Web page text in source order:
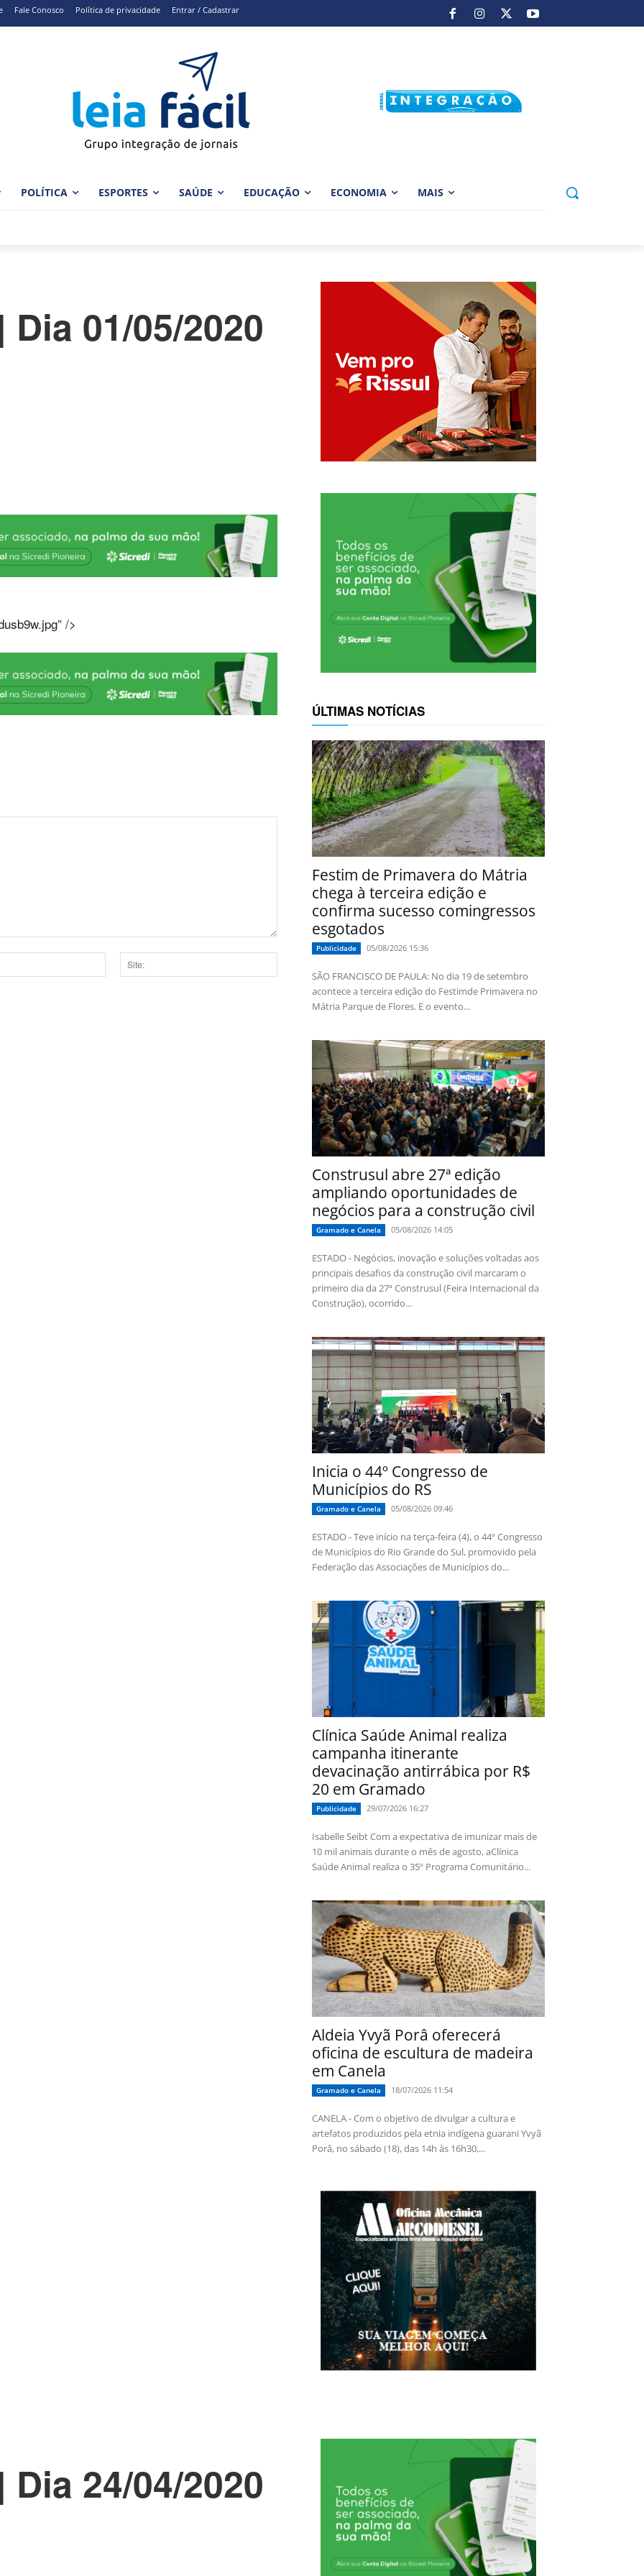
Fale Conosco Política de privacidade Entrar / Cadastrar
POLÍTICA ESPORTES SAÚDE EDUCAÇÃO ECONOMIA MAIS
01/05/2020
/>
ÚLTIMAS NOTÍCIAS
Festim de Primavera do Mátria
chega à terceira edição e
confirma sucesso comingressos
esgotados
Publicidade 05/08/2026 15:36
SÃO FRANCISCO DE PAULA: No dia 19 de setembro
acontece a terceira edição do Festimde Primavera no
Mátria Parque de Flores. E o evento...
Construsul abre 27ª edição
ampliando oportunidades de
negócios para a construção civil
Gramado e Canela 05/08/2026 14:05
ESTADO - Negócios, inovação e soluções voltadas aos
principais desafios da construção civil marcaram o
primeiro dia da 27ª Construsul (Feira Internacional da
Construção), ocorrido...
Inicia o 44º Congresso de
Municípios do RS
Gramado e Canela 05/08/2026 09:46
ESTADO - Teve início na terça-feira (4), o 44º Congresso
de Municípios do Rio Grande do Sul, promovido pela
Federação das Associações de Municípios do...
Clínica Saúde Animal realiza
campanha itinerante
devacinação antirrábica por R$
20 em Gramado
Publicidade 29/07/2026 16:27
Isabelle Seibt Com a expectativa de imunizar mais de
10 mil animais durante o mês de agosto, aClínica
Saúde Animal realiza o 35º Programa Comunitário...
Aldeia Yvyã Porâ oferecerá
oficina de escultura de madeira
em Canela
Gramado e Canela 18/07/2026 11:54
CANELA - Com o objetivo de divulgar a cultura e
artefatos produzidos pela etnia indígena guarani Yvyã
Porâ, no sábado (18), das 14h às 16h30,...